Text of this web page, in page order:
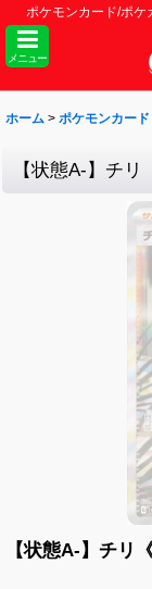
ポケモンカード/ポ
メニュー
ホーム > ポケモンカード
【状態A-】チ
【状態A-】チリ